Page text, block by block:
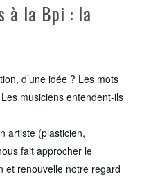
à la Bpi : la
d’une idée ? Les mots
musiciens entendent-ils
artiste (plasticien,
fait approcher le
et renouvelle notre regard